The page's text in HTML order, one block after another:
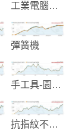
工業電腦機殼-面板-散熱片
彈簧機
手工具-園藝用鋸子
抗指紋不銹鋼-預塗金屬-覆膜金屬